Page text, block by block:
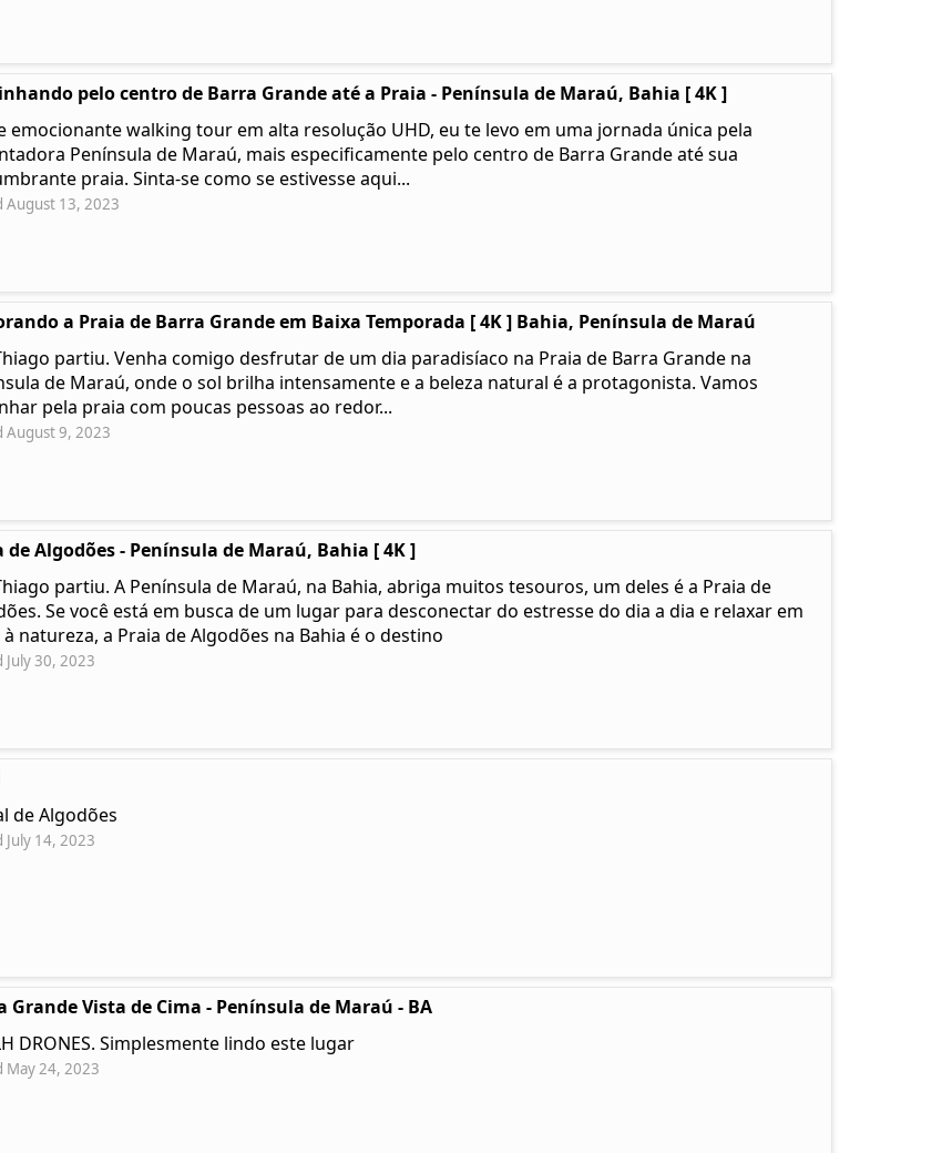
pelo centro de Barra Grande até a Praia - Península de Maraú, Bahia [ 4K ]
emocionante walking tour em alta resolução UHD, eu te levo em uma jornada única pela
Península de Maraú, mais especificamente pelo centro de Barra Grande até sua
praia. Sinta-se como se estivesse aqui...
August 13, 2023
a Praia de Barra Grande em Baixa Temporada [ 4K ] Bahia, Península de Maraú
partiu. Venha comigo desfrutar de um dia paradisíaco na Praia de Barra Grande na
de Maraú, onde o sol brilha intensamente e a beleza natural é a protagonista. Vamos
pela praia com poucas pessoas ao redor...
August 9, 2023
de Algodões - Península de Maraú, Bahia [ 4K ]
partiu. A Península de Maraú, na Bahia, abriga muitos tesouros, um deles é a Praia de
Se você está em busca de um lugar para desconectar do estresse do dia a dia e relaxar em
natureza, a Praia de Algodões na Bahia é o destino
July 30, 2023
de Algodões
July 14, 2023
Grande Vista de Cima - Península de Maraú - BA
DRONES. Simplesmente lindo este lugar
May 24, 2023